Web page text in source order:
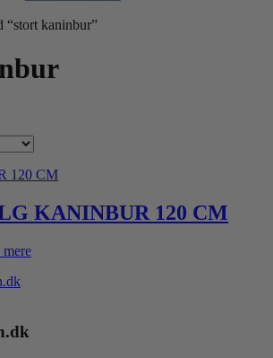
“stort kaninbur”
KANINBUR 120 CM